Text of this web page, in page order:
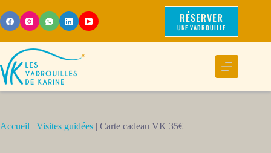
RÉSERVER
UNE VADROUILLE
Accueil | Visites guidées | Carte cadeau VK 35€